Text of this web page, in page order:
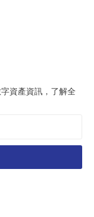
資產資訊，了解全